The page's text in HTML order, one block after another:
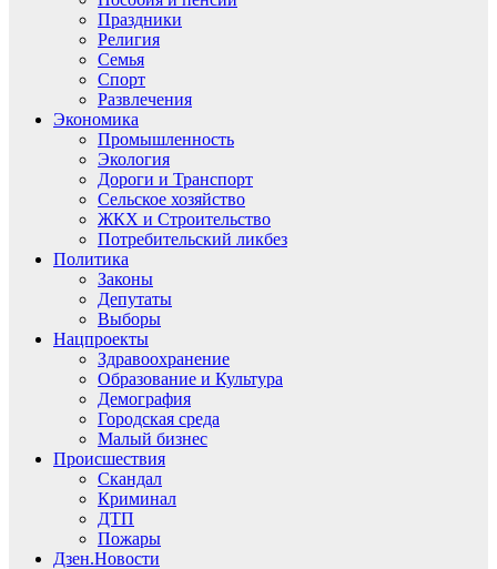
Праздники
Религия
Семья
Спорт
Развлечения
Экономика
Промышленность
Экология
Дороги и Транспорт
Сельское хозяйство
ЖКХ и Строительство
Потребительский ликбез
Политика
Законы
Депутаты
Выборы
Нацпроекты
Здравоохранение
Образование и Культура
Демография
Городская среда
Малый бизнес
Происшествия
Скандал
Криминал
ДТП
Пожары
Дзен.Новости